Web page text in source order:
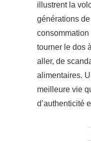
illustrent la
générations
tourner le dos
aller, de
alimentaires.
meilleure vie
d’authenticité